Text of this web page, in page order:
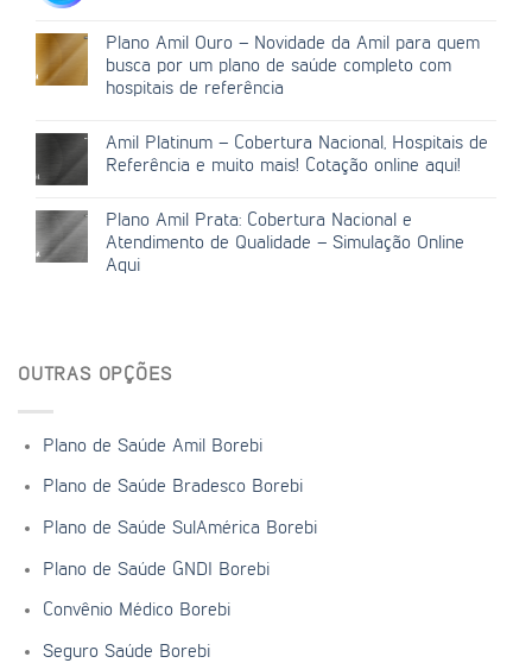
Plano Amil Ouro – Novidade da Amil para quem
busca por um plano de saúde completo com
hospitais de referência
Amil Platinum – Cobertura Nacional, Hospitais de
Referência e muito mais! Cotação online aqui!
Plano Amil Prata: Cobertura Nacional e
Atendimento de Qualidade – Simulação Online
Aqui
OUTRAS OPÇÕES
Plano de Saúde Amil Borebi
Plano de Saúde Bradesco Borebi
Plano de Saúde SulAmérica Borebi
Plano de Saúde GNDI Borebi
Convênio Médico Borebi
Seguro Saúde Borebi